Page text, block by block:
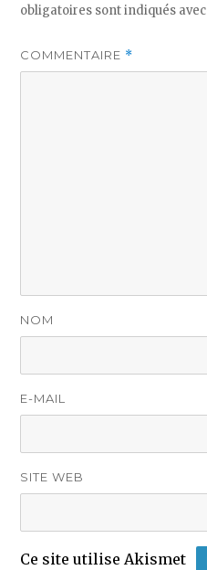
obligatoires sont indiqués avec
COMMENTAIRE *
NOM
E-MAIL
SITE WEB
Ce site utilise Akismet